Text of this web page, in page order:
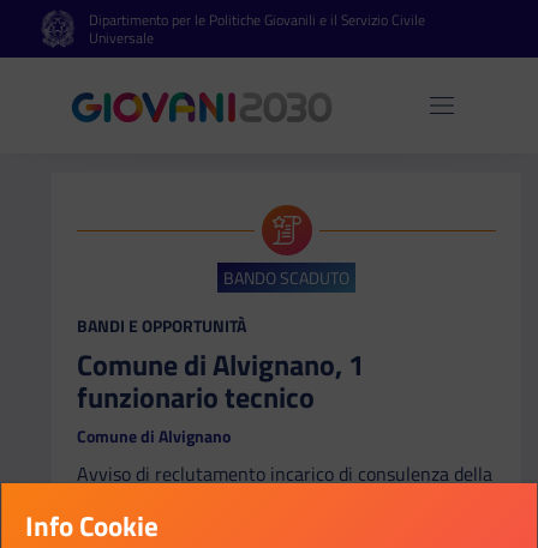
Vai al contenuto principale
Vai al footerDipartimento per le Politiche Giovanili e il Servizio Civile
Universale
Apri
BANDO SCADUTO
CATEGORIA:
BANDI E OPPORTUNITÀ
Comune di Alvignano, 1
funzionario tecnico
Comune di Alvignano
Avviso di reclutamento incarico di consulenza della
giorni profilo funzionario tecnico (ft)
Info Cookie